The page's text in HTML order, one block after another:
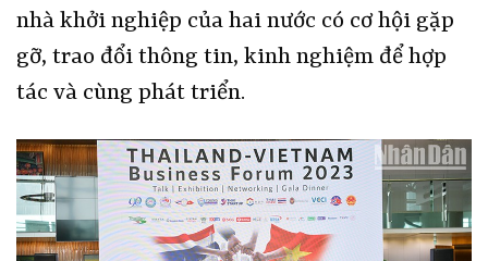
nhà khởi nghiệp của hai nước có cơ hội gặp
gỡ, trao đổi thông tin, kinh nghiệm để hợp
tác và cùng phát triển.